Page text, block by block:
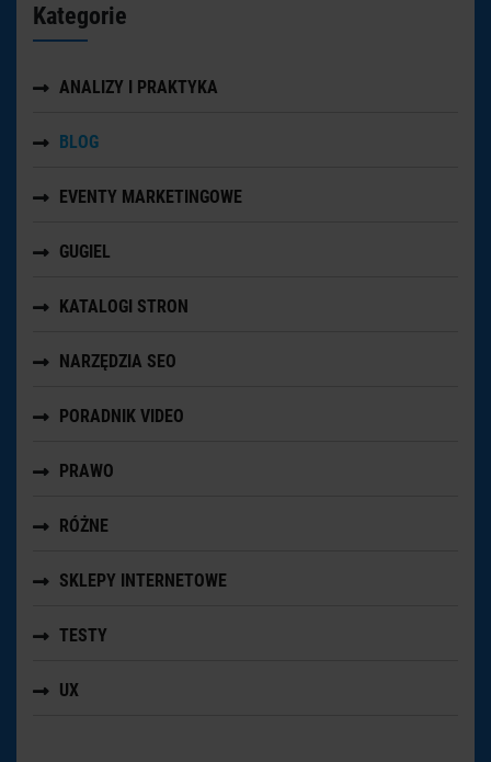
Kategorie
ANALIZY I PRAKTYKA
BLOG
EVENTY MARKETINGOWE
GUGIEL
KATALOGI STRON
NARZĘDZIA SEO
PORADNIK VIDEO
PRAWO
RÓŻNE
SKLEPY INTERNETOWE
TESTY
UX